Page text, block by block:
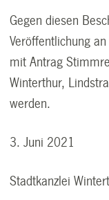
Gegen diesen
Veröffentlichung
mit Antrag
Winterthur,
werden.
3. Juni 2021
Stadtkanzlei